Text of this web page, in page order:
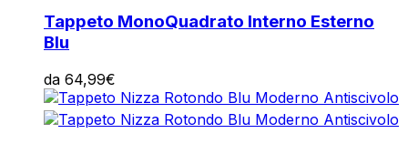
Tappeto MonoQuadrato Interno Esterno
Blu
da 64,99€